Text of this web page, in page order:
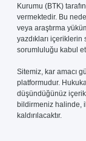
Kurumu (BTK)
vermektedir. Bu
veya araştırma
yazdıkları
sorumluluğu kabul
Sitemiz, kar amacı
platformudur.
düşündüğünüz
bildirmeniz halinde,
kaldırılacaktır.